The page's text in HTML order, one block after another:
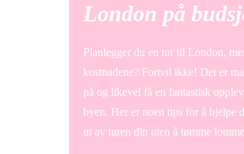
London på
Planlegger du en tur til London,
kostnadene? Fortvil ikke! Det er
på og likevel få en fantastisk
byen. Her er noen tips for å hjelpe
ut av turen din uten å tømme